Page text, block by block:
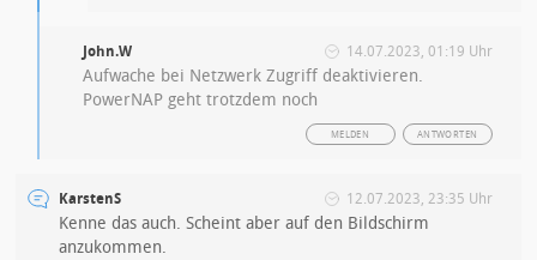
John.W 14.07.2023, 01:19 Uhr
Aufwache bei Netzwerk Zugriff deaktivieren.
PowerNAP geht trotzdem noch
ANTWORTEN
MELDEN
KarstenS 12.07.2023, 23:35 Uhr
Kenne das auch. Scheint aber auf den Bildschirm
anzukommen.